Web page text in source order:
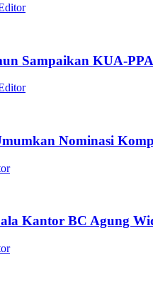
Sampaikan KUA-
Nominasi
Kantor BC Agung